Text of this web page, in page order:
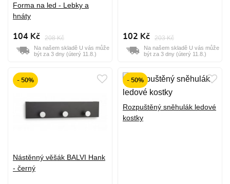
Forma na led - Lebky a
hnáty
104 Kč 208 Kč
Na našem skladě U vás může
být za 3 dny (úterý 11.8.)
102 Kč 203 Kč
Na našem skladě U vás může
být za 3 dny (úterý 11.8.)
- 50%
Nástěnný věšák BALVI Hank
- černý
- 50%
Rozpuštěný sněhulák ledové
kostky